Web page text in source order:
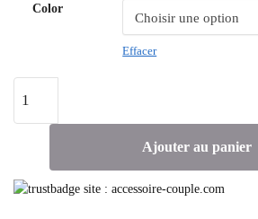
Color
Effacer
Ajouter au panier